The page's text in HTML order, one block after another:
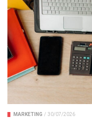
MARKETING / 30/07/2026